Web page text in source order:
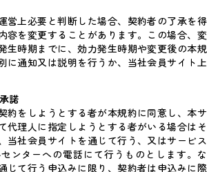
営上必要と判断した場合、契約者の了承を得
容を変更することがあります。この場合、変
生時期までに、効力発生時期や変更後の本規
に通知又は説明を行うか、当社会員サイト上
諾
約をしようとする者が本規約に同意し、本サ
代理人に指定しようとする者がいる場合はそ
当社会員サイトを通じて行う、又はサービス
ンターへの電話にて行うものとします。な
じて行う申込みに限り、契約者は申込みに際